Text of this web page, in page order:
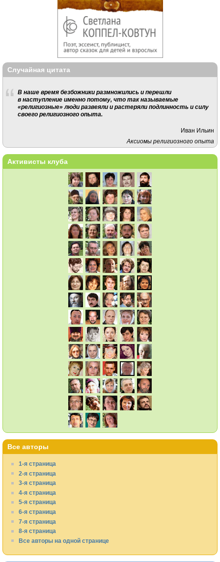
Случайная цитата
В наше время безбожники размножились и перешли
в наступление именно потому, что так называемые
«религиозные» люди развеяли и растеряли подлинность и силу
своего религиозного опыта.
Иван Ильин
Аксиомы религиозного опыта
Активисты клуба
Все авторы
1-я страница
2-я страница
3-я страница
4-я страница
5-я страница
6-я страница
7-я страница
8-я страница
Все авторы на одной странице